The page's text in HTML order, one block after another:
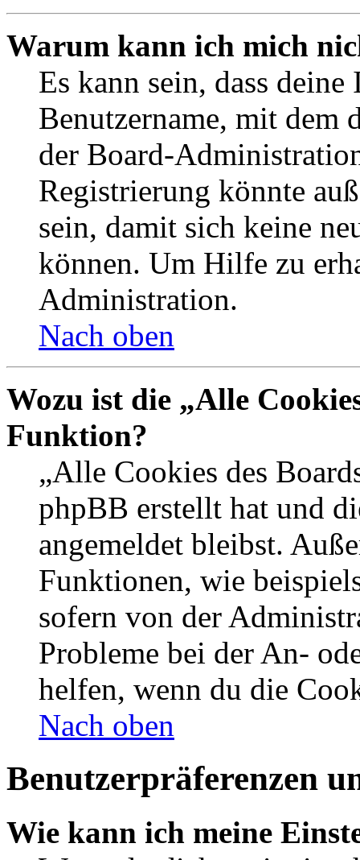
Warum kann ich mich
Es kann sein, dass
Benutzername, mit dem
der Board-
Registrierung könnte
sein, damit sich keine
können. Um Hilfe zu
Administration.
Nach oben
Wozu ist die „Alle
Funktion?
„Alle Cookies des
phpBB erstellt hat und
angemeldet bleibst.
Funktionen, wie
sofern von der
Probleme bei der An-
helfen, wenn du die
Nach oben
Benutzerpräferenzen
Wie kann ich meine